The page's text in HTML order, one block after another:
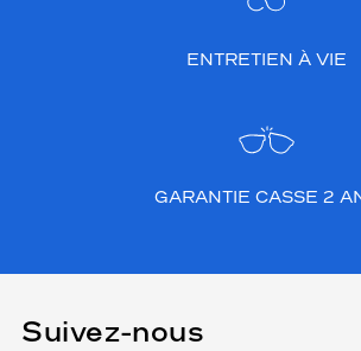
ENTRETIEN À VIE
GARANTIE CASSE 2
Suivez-nous